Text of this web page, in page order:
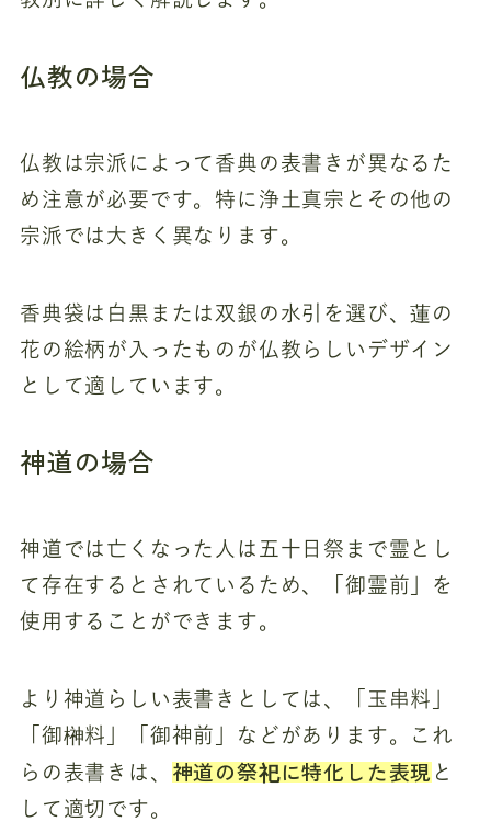
仏教の場合
仏教は宗派によって香典の表書きが異なるた
め注意が必要です。特に浄土真宗とその他の
宗派では大きく異なります。
香典袋は白黒または双銀の水引を選び、蓮の
花の絵柄が入ったものが仏教らしいデザイン
として適しています。
神道の場合
神道では亡くなった人は五十日祭まで霊とし
て存在するとされているため、「御霊前」を
使用することができます。
より神道らしい表書きとしては、「玉串料」
「御榊料」「御神前」などがあります。これ
らの表書きは、 神道の祭祀に特化した表現 と
して適切です。